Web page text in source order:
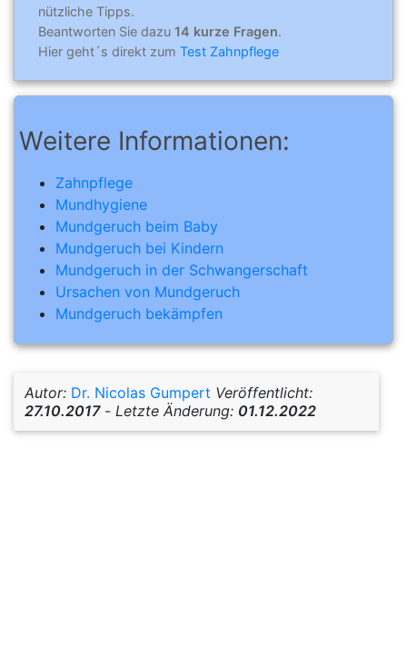
nützliche Tipps.
Beantworten Sie dazu 14 kurze Fragen.
Hier geht´s direkt zum Test Zahnpflege
Weitere Informationen:
Zahnpflege
Mundhygiene
Mundgeruch beim Baby
Mundgeruch bei Kindern
Mundgeruch in der Schwangerschaft
Ursachen von Mundgeruch
Mundgeruch bekämpfen
Autor: Dr. Nicolas Gumpert Veröffentlicht:
27.10.2017- Letzte Änderung: 01.12.2022